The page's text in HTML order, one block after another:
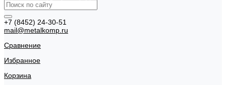
+7 (8452) 24-30-51
mail@metalkomp.ru
Сравнение
Избранное
Корзина